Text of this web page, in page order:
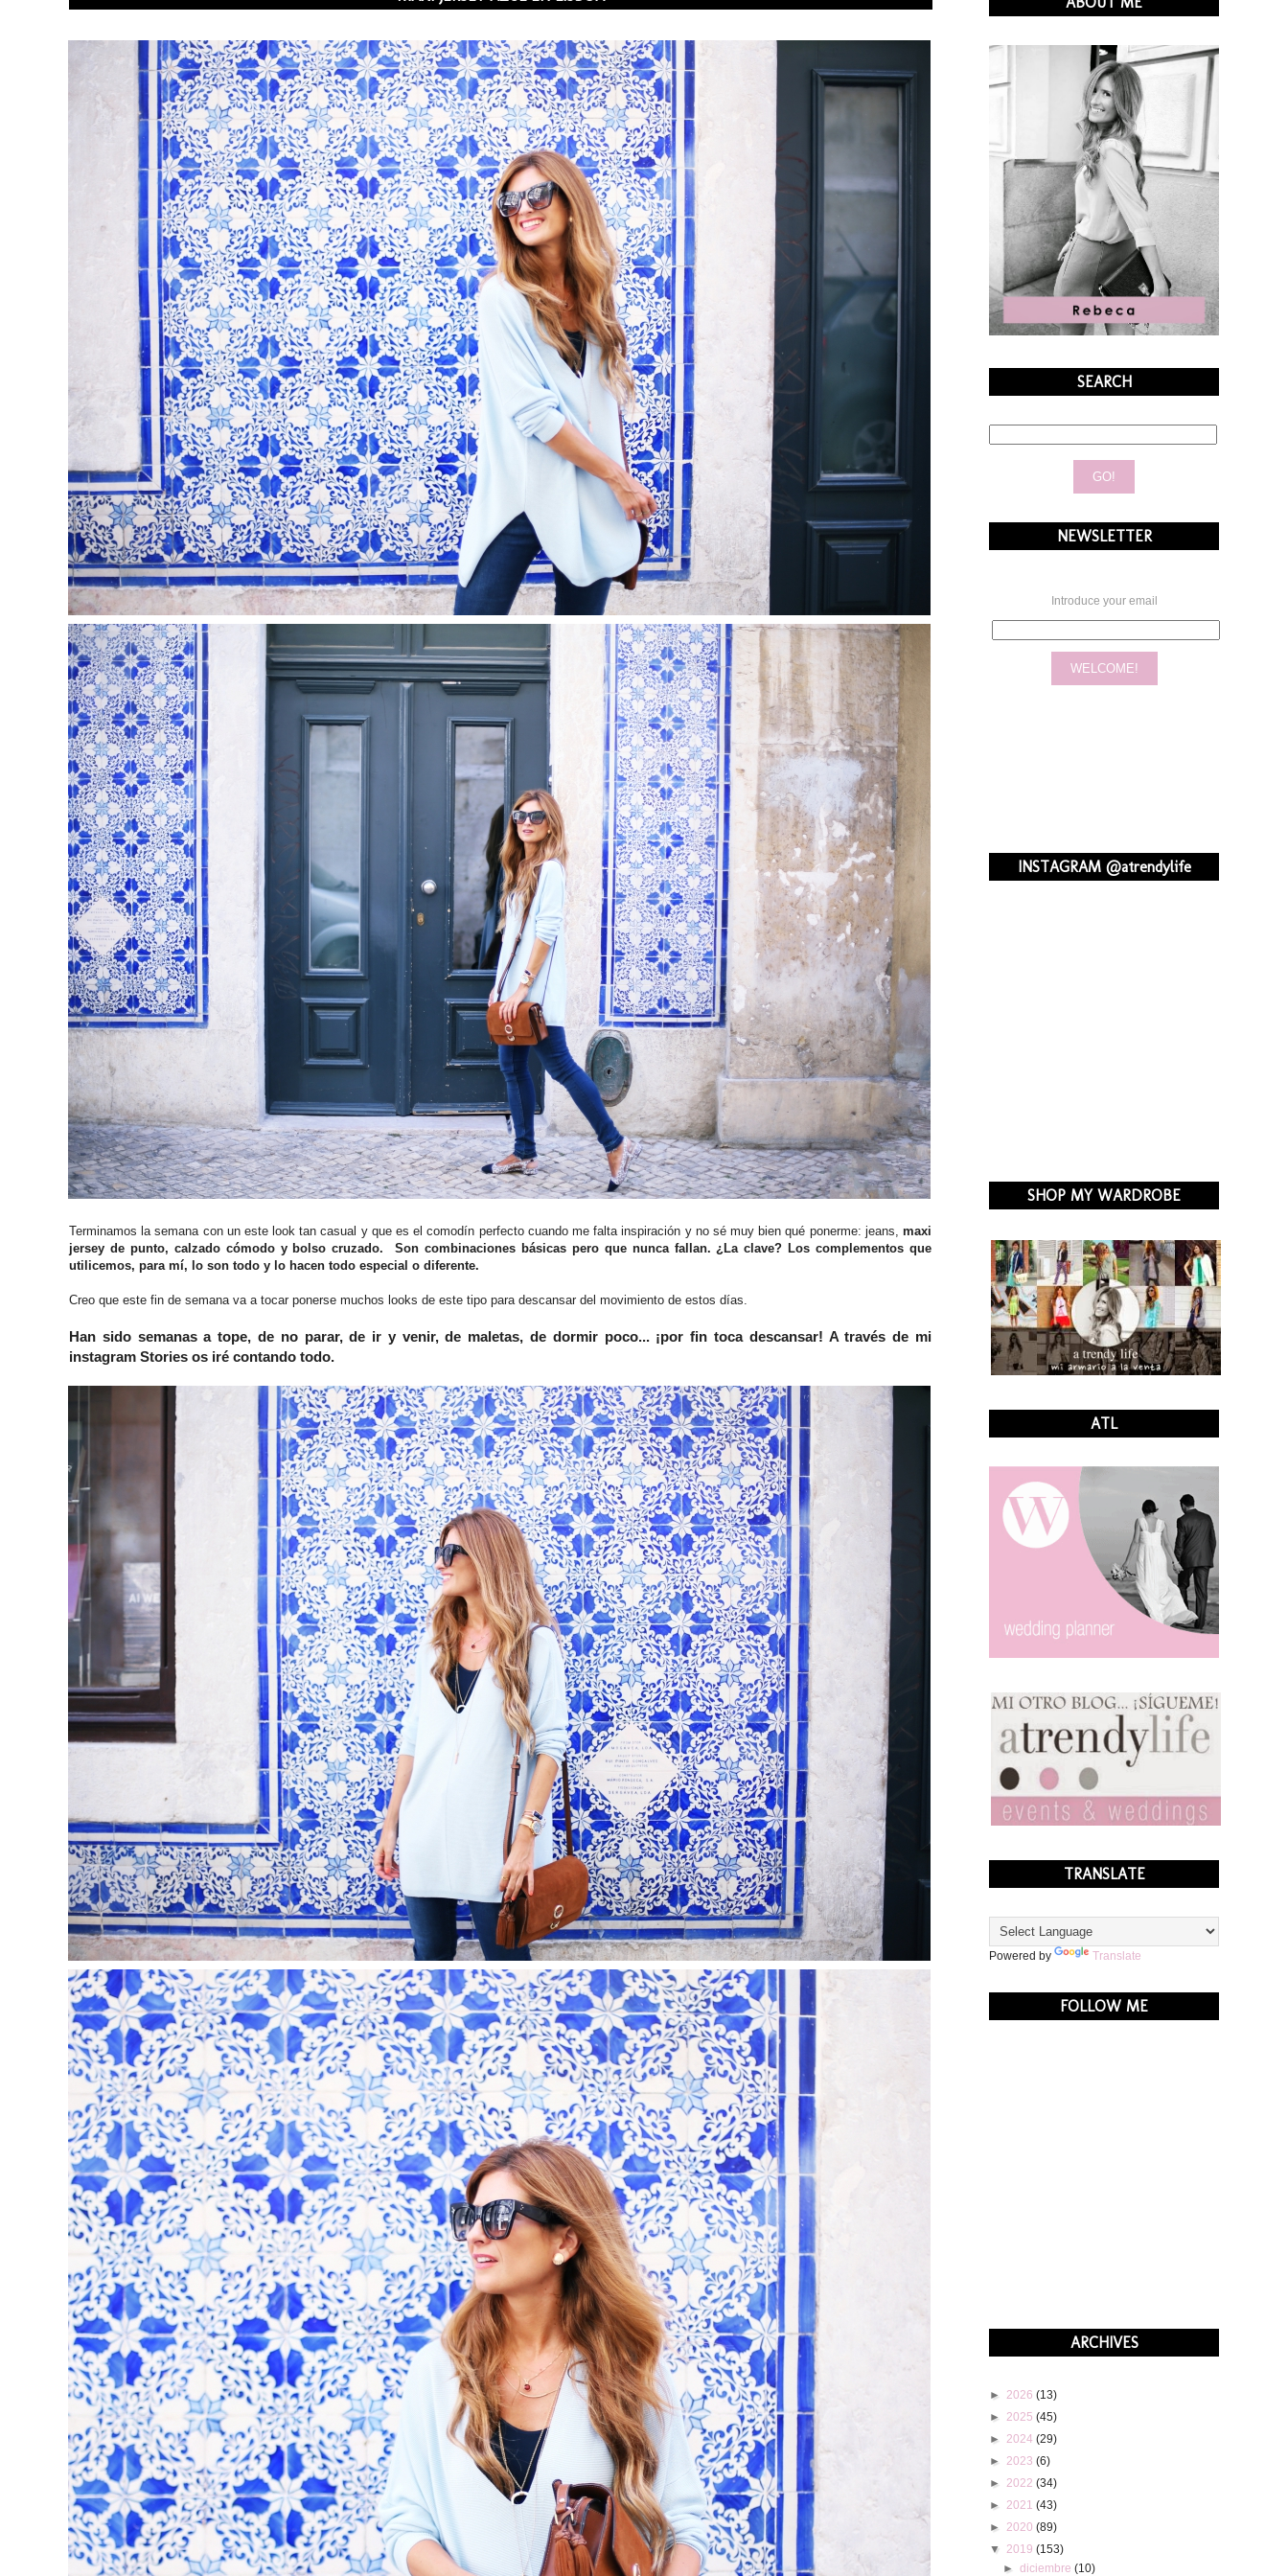
Terminamos la semana con un este look tan casual y que es el comodín perfecto cuando me falta inspiración y no sé muy bien qué ponerme: jeans, maxi
jersey de punto, calzado cómodo y bolso cruzado. Son combinaciones básicas pero que nunca fallan. ¿La clave? Los complementos que
utilicemos, para mí, lo son todo y lo hacen todo especial o diferente.
Creo que este fin de semana va a tocar ponerse muchos looks de este tipo para descansar del movimiento de estos días.
Han sido semanas a tope, de no parar, de ir y venir, de maletas, de dormir poco... ¡por fin toca descansar! A través de mi
instagram Stories os iré contando todo.
SEARCH
NEWSLETTER
Introduce your email
INSTAGRAM @atrendylife
SHOP MY WARDROBE
ATL
TRANSLATE
Powered by Translate
FOLLOW ME
ARCHIVES
► 2026 (13)
► 2025 (45)
► 2024 (29)
► 2023 (6)
► 2022 (34)
► 2021 (43)
► 2020 (89)
▼ 2019 (153)
►diciembre(10)